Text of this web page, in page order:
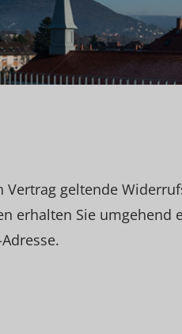
Vertrag geltende
erhalten Sie umgehend